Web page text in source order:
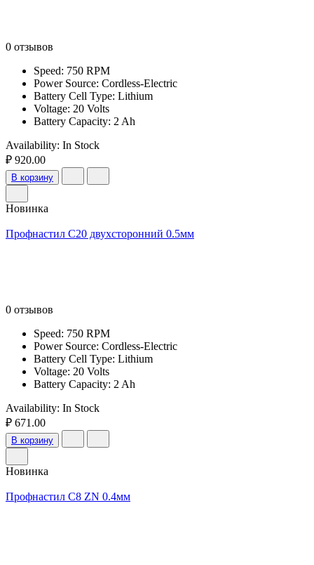
0 отзывов
Speed: 750 RPM
Power Source: Cordless-Electric
Battery Cell Type: Lithium
Voltage: 20 Volts
Battery Capacity: 2 Ah
Availability: In Stock
₽ 920.00
В корзину
Новинка
Профнастил С20 двухсторонний 0.5мм
0 отзывов
Speed: 750 RPM
Power Source: Cordless-Electric
Battery Cell Type: Lithium
Voltage: 20 Volts
Battery Capacity: 2 Ah
Availability: In Stock
₽ 671.00
В корзину
Новинка
Профнастил С8 ZN 0.4мм